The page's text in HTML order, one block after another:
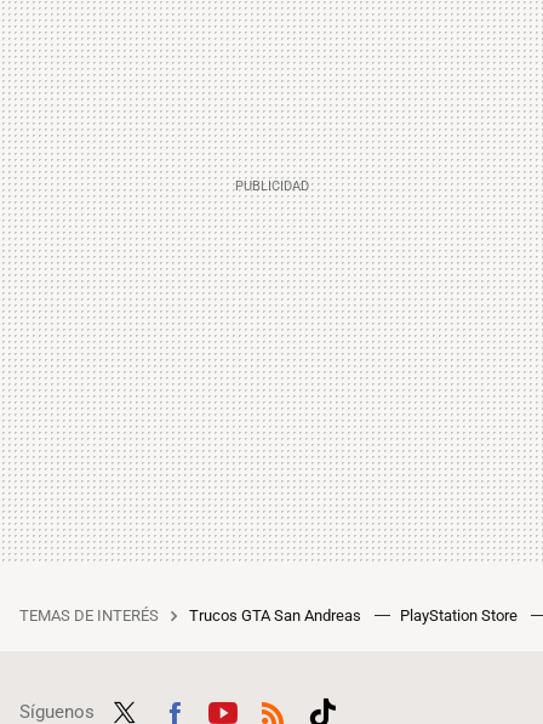
TEMAS DE INTERÉS Trucos GTA San Andreas PlayStation Store
Síguenos